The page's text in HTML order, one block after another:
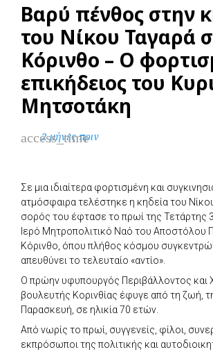
Βαρύ πένθος στην
του Νίκου Ταγαρά
Κόρινθο – Ο
επικήδειος του
Μητσοτάκη
access_time
2 μήνες πριν
Σε μια ιδιαίτερα φορτισμένη και
ατμόσφαιρα τελέστηκε η κηδεία του
σορός του έφτασε το πρωί της Τετάρτης
Ιερό Μητροπολιτικό Ναό του Αποστόλου
Κόρινθο, όπου πλήθος κόσμου
απευθύνει το τελευταίο «αντίο».
Ο πρώην υφυπουργός Περιβάλλοντος και
βουλευτής Κορινθίας έφυγε από τη ζωή,
Παρασκευή, σε ηλικία 70 ετών.
Από νωρίς το πρωί, συγγενείς, φίλοι,
εκπρόσωποι της πολιτικής και